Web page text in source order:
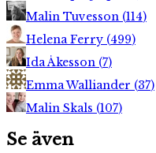
Malin Tuvesson (114)
Helena Ferry (499)
Ida Åkesson (7)
Emma Walliander (37)
Malin Skals (107)
Se även